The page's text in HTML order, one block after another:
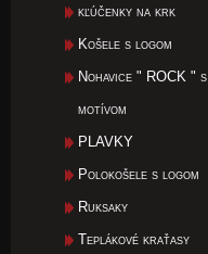
kľúčenky na krk
Košele s logom
Nohavice " ROCK " s
motívom
PLAVKY
Polokošele s logom
Ruksaky
Teplákové kraťasy